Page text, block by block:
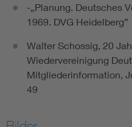
-„Planung. Deutsches
1969. DVG Heidelberg”
Walter Schossig, 20
Wiedervereinigung
Mitgliederinformation,
49